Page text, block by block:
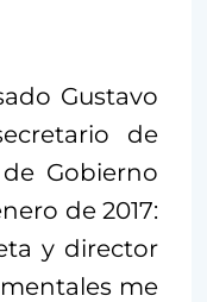
Gustavo
de
Gobierno
de 2017:
y director
me